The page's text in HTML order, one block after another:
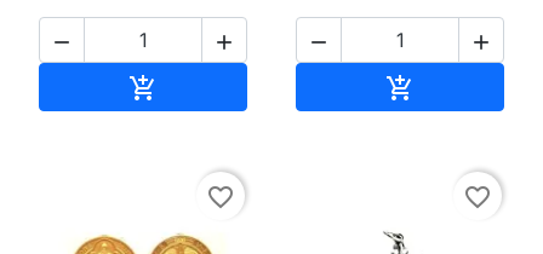
 

 

favorite_border favorite_border